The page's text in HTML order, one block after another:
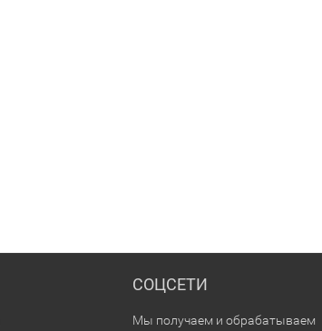
СОЦСЕТИ
Мы получаем и обрабатываем